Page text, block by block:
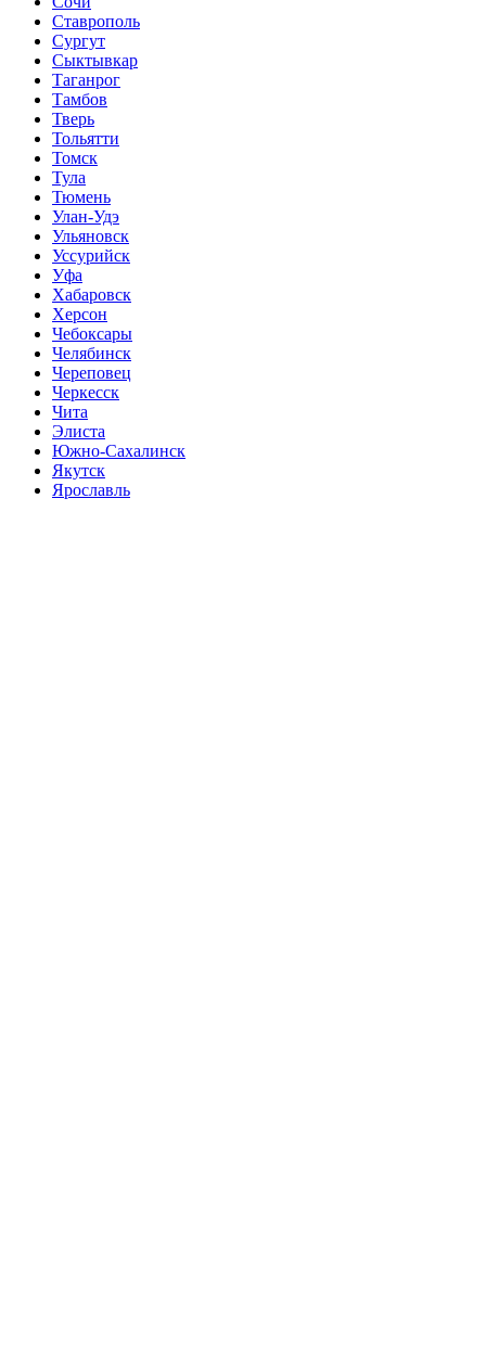
Ставрополь
Сургут
Сыктывкар
Таганрог
Тамбов
Тверь
Тольятти
Томск
Тула
Тюмень
Улан-Удэ
Ульяновск
Уссурийск
Уфа
Хабаровск
Херсон
Чебоксары
Челябинск
Череповец
Черкесск
Чита
Элиста
Южно-Сахалинск
Якутск
Ярославль